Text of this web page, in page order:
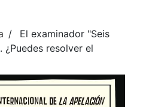
El examinador "Seis
¿Puedes resolver el